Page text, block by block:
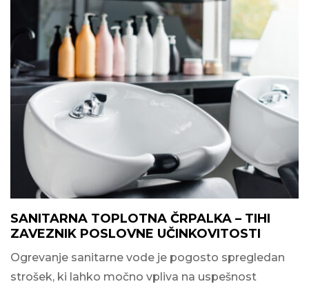
SANITARNA TOPLOTNA ČRPALKA – TIHI
ZAVEZNIK POSLOVNE UČINKOVITOSTI
Ogrevanje sanitarne vode je pogosto spregledan
strošek, ki lahko močno vpliva na uspešnost